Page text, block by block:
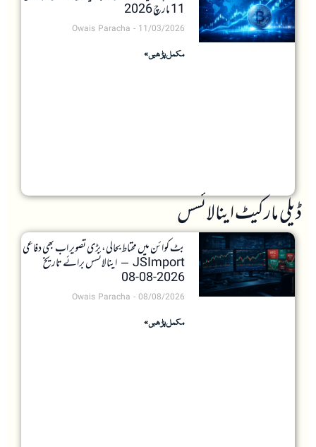
11 مارچ 2026
Owais Paracha 11/03/2026
مکمل پڑھیں »
ڈیلی مارکیٹ اینالائسس
بٹ کوائن میں محتاط بحالی، بڑی تصویر اب بھی دفاعی
JSImport – اینالائسس برائے تاریخ
2026-08-08
Owais Paracha 08/08/2026
مکمل پڑھیں »